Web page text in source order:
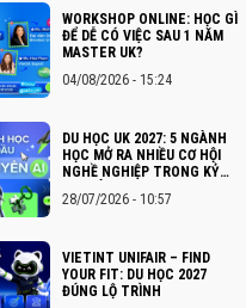
WORKSHOP ONLINE: HỌC GÌ
ĐỂ DỄ CÓ VIỆC SAU 1 NĂM
MASTER UK?
04/08/2026 - 15:24
DU HỌC UK 2027: 5 NGÀNH
HỌC MỞ RA NHIỀU CƠ HỘI
NGHỀ NGHIỆP TRONG KỶ
28/07/2026 - 10:57
VIETINT UNIFAIR – FIND
YOUR FIT: DU HỌC 2027
ĐÚNG LỘ TRÌNH